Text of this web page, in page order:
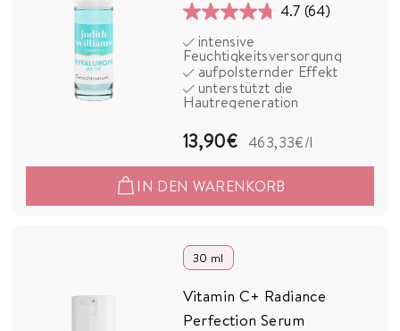
4.7 (64)
4.7
von
5
Sternen.
64
Bewertungen
intensive
Feuchtigkeitsversorgung
aufpolsternder Effekt
unterstützt die
Hautregeneration
13,90€1
3
,
463,33€/l
IN DEN WARENKORB
30 ml
Vitamin C+ Radiance
Perfection Serum